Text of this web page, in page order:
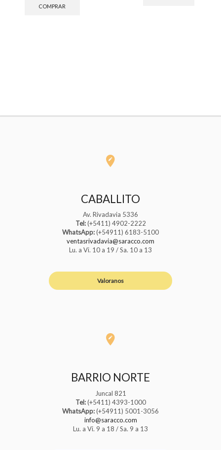
original
COMPRAR
CABALLITO
Av. Rivadavia 5336
Tel:(+5411) 4902-2222
WhatsApp:(+54911) 6183-5100
ventasrivadavia@saracco.com
Lu. a Vi. 10 a 19 / Sa. 10 a 13
Valoranos
BARRIO NORTE
Juncal 821
Tel:(+5411) 4393-1000
WhatsApp:(+54911) 5001-3056
info@saracco.com
Lu. a Vi. 9 a 18 / Sa. 9 a 13